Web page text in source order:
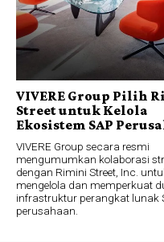
VIVERE Group Pilih
Street untuk Kelola
Ekosistem SAP
VIVERE Group secara resmi
mengumumkan kolaborasi
dengan Rimini Street, Inc.
mengelola dan memperkuat
infrastruktur perangkat lunak
perusahaan.